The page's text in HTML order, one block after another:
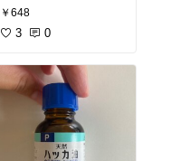
○キッチンのお掃除や消
臭に
○お料理に入れて
小分けにして、洗面所、
キッチンに置いていま
かなり重宝してい
￥648
3 0